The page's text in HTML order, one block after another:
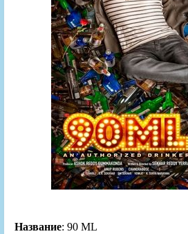
Название: 90 ML